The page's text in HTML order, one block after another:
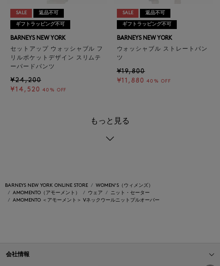
SALE 返品不可
ギフトラッピング不可
BARNEYS NEW YORK
セットアップ ウォッシャブル フ
リルポケットデザイン スリムテ
ーパードパンツ
¥24,200
¥14,520 40% OFF
SALE 返品不可
ギフトラッピング不可
BARNEYS NEW YORK
ウォッシャブル ストレートパン
ツ
¥19,800
¥11,880 40% OFF
もっと見る
BARNEYS NEW YORK ONLINE STORE
WOMEN'S（ウィメンズ）
AMOMENTO（アモーメント）
ウェア
ニット・セーター
AMOMENTO ＜アモーメント＞ Vネックウールニットプルオーバー
会社情報